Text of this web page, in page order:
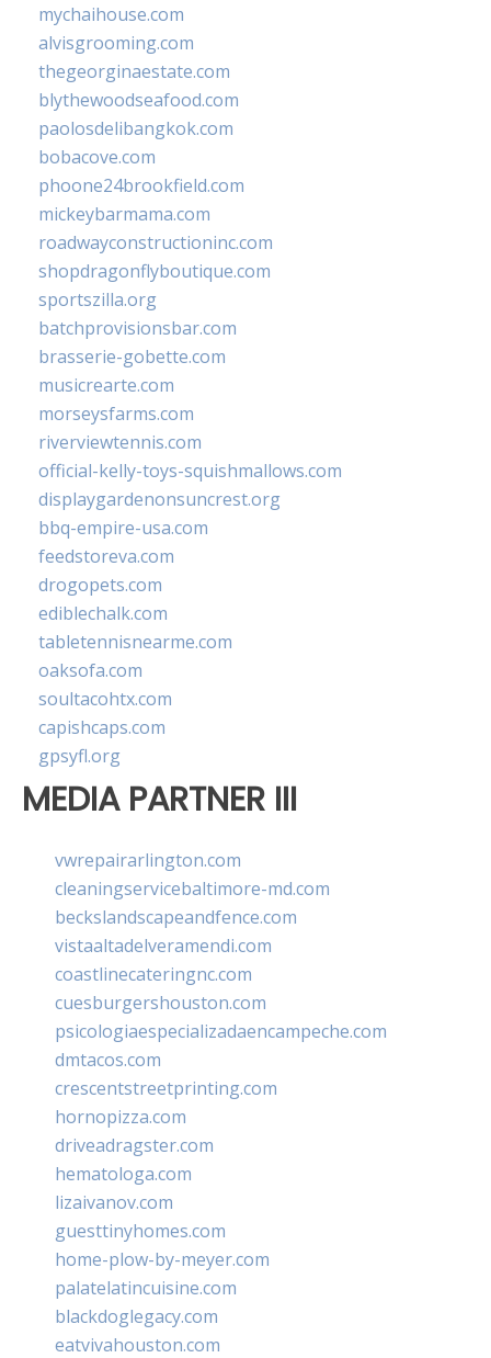
mychaihouse.com
alvisgrooming.com
thegeorginaestate.com
blythewoodseafood.com
paolosdelibangkok.com
bobacove.com
phoone24brookfield.com
mickeybarmama.com
roadwayconstructioninc.com
shopdragonflyboutique.com
sportszilla.org
batchprovisionsbar.com
brasserie-gobette.com
musicrearte.com
morseysfarms.com
riverviewtennis.com
official-kelly-toys-squishmallows.com
displaygardenonsuncrest.org
bbq-empire-usa.com
feedstoreva.com
drogopets.com
ediblechalk.com
tabletennisnearme.com
oaksofa.com
soultacohtx.com
capishcaps.com
gpsyfl.org
MEDIA PARTNER III
vwrepairarlington.com
cleaningservicebaltimore-md.com
beckslandscapeandfence.com
vistaaltadelveramendi.com
coastlinecateringnc.com
cuesburgershouston.com
psicologiaespecializadaencampeche.com
dmtacos.com
crescentstreetprinting.com
hornopizza.com
driveadragster.com
hematologa.com
lizaivanov.com
guesttinyhomes.com
home-plow-by-meyer.com
palatelatincuisine.com
blackdoglegacy.com
eatvivahouston.com